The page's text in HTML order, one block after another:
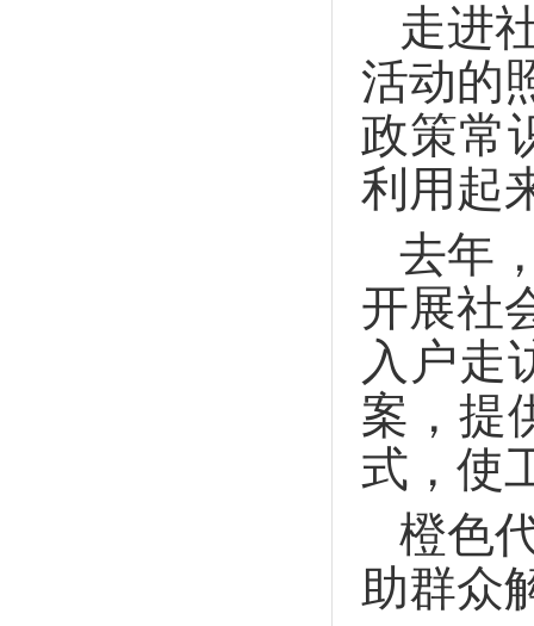
走进
活动的
政策常
利用起
去年
开展社
入户走
案，提
式，使
橙色
助群众